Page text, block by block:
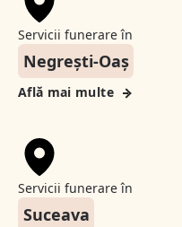
Servicii funerare în
Negrești-Oaș
Află mai multe
Servicii funerare în
Suceava